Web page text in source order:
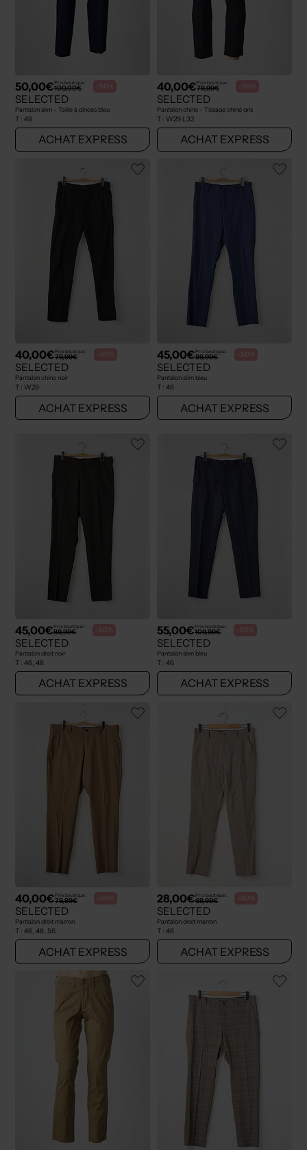
50,00€Prix boutique :
100,00€ -50%
SELECTED
Pantalon slim - Taille à pinces bleu
T : 48
ACHAT EXPRESS
40,00€Prix boutique :
79,99€ -50%
SELECTED
Pantalon chino - Tissage chiné gris
T : W29 L32
ACHAT EXPRESS
40,00€Prix boutique :
79,99€ -50%
SELECTED
Pantalon chino noir
T : W29
ACHAT EXPRESS
45,00€Prix boutique :
89,99€ -50%
SELECTED
Pantalon slim bleu
T : 46
ACHAT EXPRESS
45,00€Prix boutique :
89,99€ -50%
SELECTED
Pantalon droit noir
T : 46, 48
ACHAT EXPRESS
55,00€Prix boutique :
109,99€ -50%
SELECTED
Pantalon slim bleu
T : 46
ACHAT EXPRESS
40,00€Prix boutique :
79,99€ -50%
SELECTED
Pantalon droit marron
T : 46, 48, 56
ACHAT EXPRESS
28,00€Prix boutique :
69,99€ -60%
SELECTED
Pantalon droit marron
T : 46
ACHAT EXPRESS